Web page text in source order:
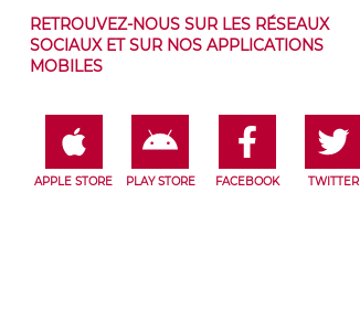
RETROUVEZ-NOUS SUR LES RÉSEAUX
SOCIAUX ET SUR NOS APPLICATIONS
MOBILES
APPLE STORE PLAY STORE FACEBOOK TWITTER